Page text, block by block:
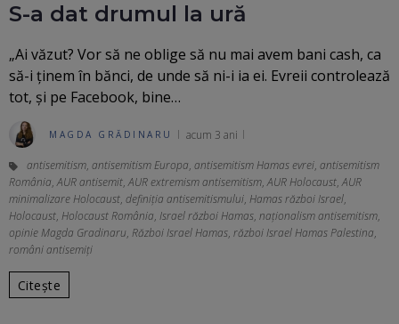
S-a dat drumul la ură
„Ai văzut? Vor să ne oblige să nu mai avem bani cash, ca
să-i ținem în bănci, de unde să ni-i ia ei. Evreii controlează
tot, și pe Facebook, bine…
MAGDA GRĂDINARU acum 3 ani
antisemitism, antisemitism Europa, antisemitism Hamas evrei, antisemitism
România,AUR antisemit,AUR extremism antisemitism,AUR Holocaust,AUR
minimalizare Holocaust, definiţia antisemitismului, Hamas război Israel,
Holocaust, Holocaust România, Israel război Hamas, naționalism antisemitism,
opinie Magda Gradinaru, Război Israel Hamas, război Israel Hamas Palestina,
români antisemiţi
Citește